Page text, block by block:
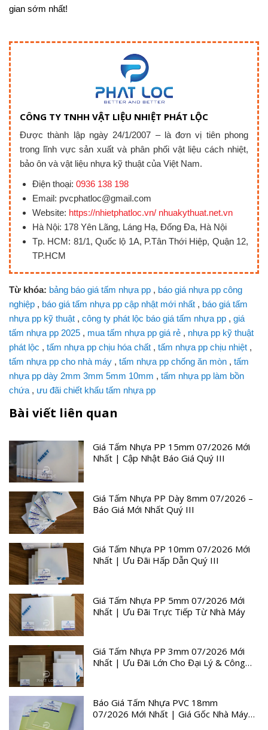
gian sớm nhất!
CÔNG TY TNHH VẬT LIỆU NHIỆT PHÁT LỘC
Được thành lập ngày 24/1/2007 – là đơn vị tiên phong
trong lĩnh vực sản xuất và phân phối vật liệu cách nhiệt,
bảo ôn và vật liệu nhựa kỹ thuật của Việt Nam.
Điện thoại: 0936 138 198
Email: pvcphatloc@gmail.com
Website: https://nhietphatloc.vn/ nhuakythuat.net.vn
Hà Nội: 178 Yên Lãng, Láng Hạ, Đống Đa, Hà Nội
Tp. HCM: 81/1, Quốc lộ 1A, P.Tân Thới Hiệp, Quận 12,
TP.HCM
Từ khóa: bảng báo giá tấm nhựa pp , báo giá nhựa pp công
nghiệp , báo giá tấm nhựa pp cập nhật mới nhất , báo giá tấm
nhựa pp kỹ thuật , công ty phát lộc báo giá tấm nhựa pp , giá
tấm nhựa pp 2025 , mua tấm nhựa pp giá rẻ , nhựa pp kỹ thuật
phát lộc , tấm nhựa pp chịu hóa chất , tấm nhựa pp chịu nhiệt ,
tấm nhựa pp cho nhà máy , tấm nhựa pp chống ăn mòn , tấm
nhựa pp dày 2mm 3mm 5mm 10mm , tấm nhựa pp làm bồn
chứa , ưu đãi chiết khấu tấm nhựa pp
Bài viết liên quan
Giá Tấm Nhựa PP 15mm 07/2026 Mới
Nhất | Cập Nhật Báo Giá Quý III
Giá Tấm Nhựa PP Dày 8mm 07/2026 –
Báo Giá Mới Nhất Quý III
Giá Tấm Nhựa PP 10mm 07/2026 Mới
Nhất | Ưu Đãi Hấp Dẫn Quý III
Giá Tấm Nhựa PP 5mm 07/2026 Mới
Nhất | Ưu Đãi Trực Tiếp Từ Nhà Máy
Giá Tấm Nhựa PP 3mm 07/2026 Mới
Nhất | Ưu Đãi Lớn Cho Đại Lý & Công
Báo Giá Tấm Nhựa PVC 18mm
07/2026 Mới Nhất | Giá Gốc Nhà Máy